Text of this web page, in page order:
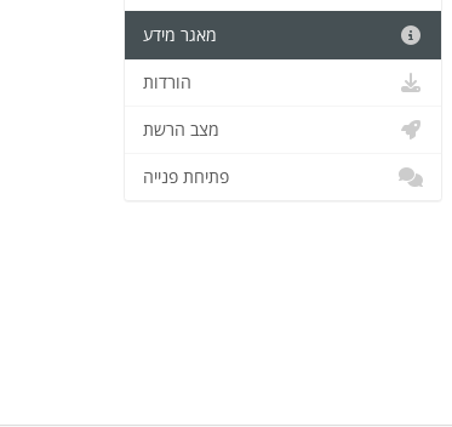
מאגר מידע
הורדות
מצב הרשת
פתיחת פנייה